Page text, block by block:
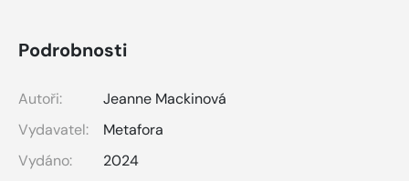
Podrobnosti
Autoři:
Jeanne Mackinová
Vydavatel:
Metafora
Vydáno:
2024